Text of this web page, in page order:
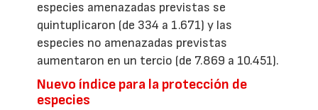
especies amenazadas previstas se
quintuplicaron (de 334 a 1.671) y las
especies no amenazadas previstas
aumentaron en un tercio (de 7.869 a 10.451).
Nuevo índice para la protección de
especies